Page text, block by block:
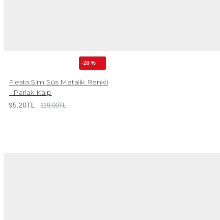
-20 %
Fiesta Sim Süs Metalik Renkli
- Parlak Kalp
95,20TL 119,00TL